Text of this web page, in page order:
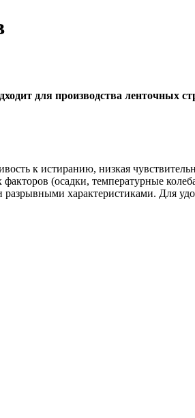
для производства ленточных
к истиранию, низкая
(осадки, температурные
характеристиками. Для